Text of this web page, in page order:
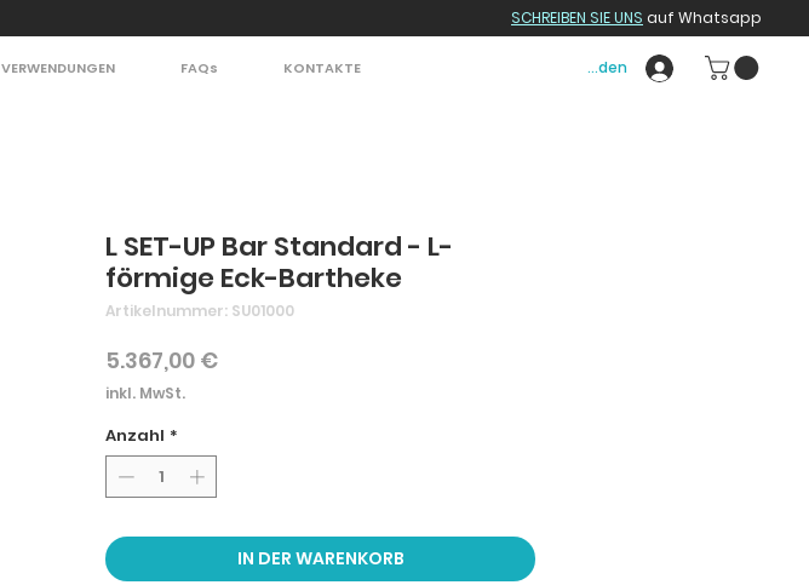
SCHREIBEN SIE UNS auf Whatsapp
VERWENDUNGEN FAQs KONTAKTE Anmelden
L SET-UP Bar Standard - L-
förmige Eck-Bartheke
Artikelnummer: SU01000
5.367,00 €Preis
inkl. MwSt.
Anzahl *
IN DER WARENKORB